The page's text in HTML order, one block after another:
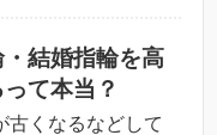
結婚指輪を高
って本当？
古くなるなどして